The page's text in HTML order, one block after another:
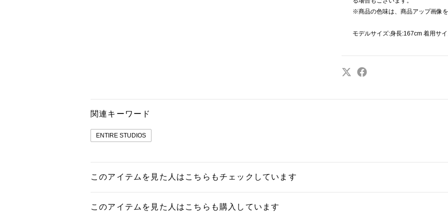
※商品の色味は、商品アップ画像を
モデルサイズ:身長:167cm 着用サ
関連キーワード
ENTIRE STUDIOS
このアイテムを見た人はこちらもチェックしています
このアイテムを見た人はこちらも購入しています